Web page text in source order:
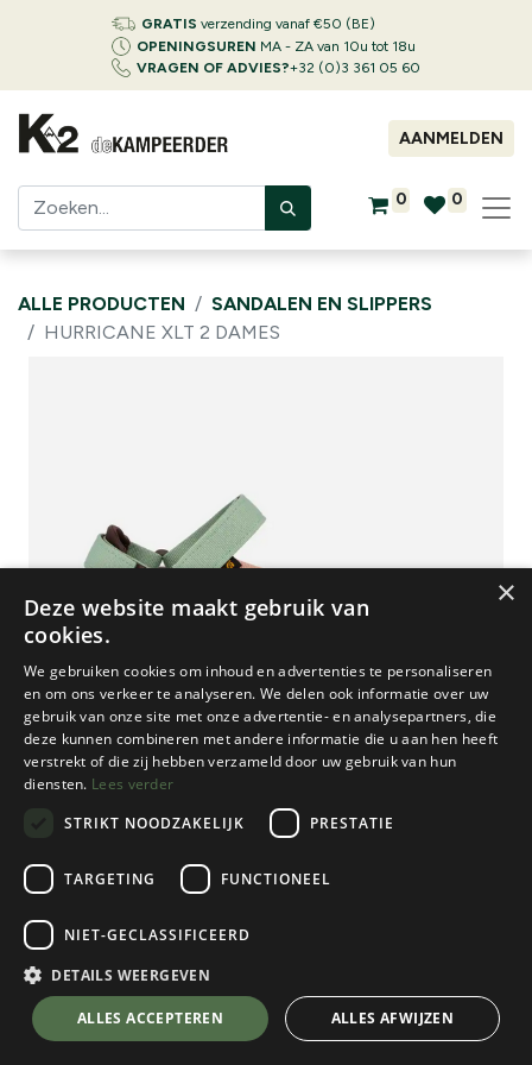
GRATIS verzending vanaf €50 (BE)
OPENINGSUREN MA - ZA van 10u tot 18u
VRAGEN OF ADVIES?+32 (0)3 361 05 60
AANMELDEN
0 0
ALLE PRODUCTEN
SANDALEN EN SLIPPERS
HURRICANE XLT 2 DAMES
Teva
Hurricane XLT 2 Dames
Basil/Maple Sugar Multi
Kies een maat
💬 Stel je vraag over dit product via WhatsApp
×
Deze website maakt gebruik van
cookies.
We gebruiken cookies om inhoud en advertenties te personaliseren
en om ons verkeer te analyseren. We delen ook informatie over uw
gebruik van onze site met onze advertentie- en analysepartners, die
deze kunnen combineren met andere informatie die u aan hen heeft
verstrekt of die zij hebben verzameld door uw gebruik van hun
diensten. Lees verder
STRIKT NOODZAKELIJK
PRESTATIE
TARGETING FUNCTIONEEL
NIET-GECLASSIFICEERD
DETAILS WEERGEVEN
ALLES ACCEPTEREN ALLES AFWIJZEN